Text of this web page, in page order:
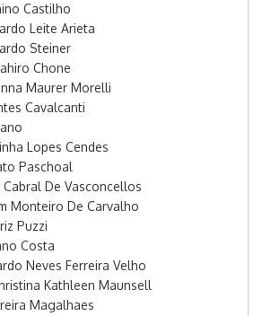
Castilho
Leite Arieta
Steiner
Chone
Maurer Morelli
Cavalcanti
Lopes Cendes
Paschoal
Cabral De Vasconcellos
Monteiro De Carvalho
Puzzi
Costa
Neves Ferreira Velho
Kathleen Maunsell
Magalhaes